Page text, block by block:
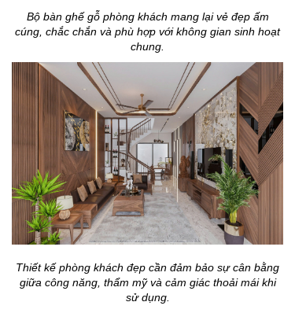
Bộ bàn ghế gỗ phòng khách mang lại vẻ đẹp ấm
cúng, chắc chắn và phù hợp với không gian sinh hoạt
chung.
Thiết kế phòng khách đẹp cần đảm bảo sự cân bằng
giữa công năng, thẩm mỹ và cảm giác thoải mái khi
sử dụng.